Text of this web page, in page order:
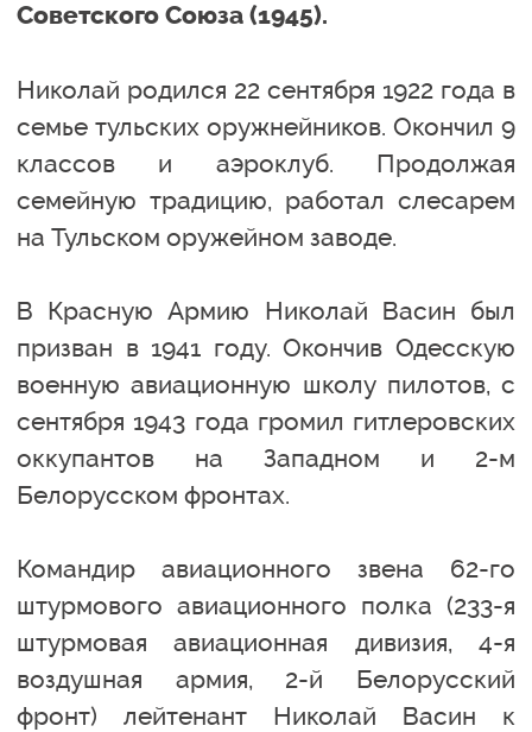
Советского Союза (1945).
Николай родился 22 сентября 1922 года в
семье тульских оружнейников. Окончил 9
классов и аэроклуб. Продолжая
семейную традицию, работал слесарем
на Тульском оружейном заводе.
В Красную Армию Николай Васин был
призван в 1941 году. Окончив Одесскую
военную авиационную школу пилотов, с
сентября 1943 года громил гитлеровских
оккупантов на Западном и 2-м
Белорусском фронтах.
Командир авиационного звена 62-го
штурмового авиационного полка (233-я
штурмовая авиационная дивизия, 4-я
воздушная армия, 2-й Белорусский
фронт) лейтенант Николай Васин к